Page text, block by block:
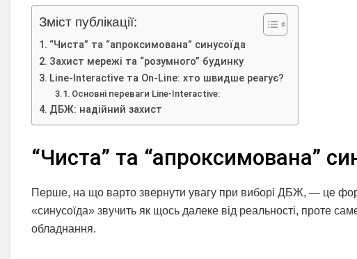
Зміст публікації:
“Чиста” та “апроксимована” синусоїда
Захист мережі та “розумного” будинку
Line-Interactive та On-Line: хто швидше реагує?
Основні переваги Line-Interactive:
ДБЖ: надійний захист
“Чиста” та “апроксимована”
Перше, на що варто звернути увагу при виборі ДБЖ, — це
«синусоїда» звучить як щось далеке від реальності, проте
обладнання.